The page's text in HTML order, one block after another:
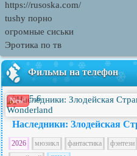
https://rusoska.com/
tushy порно
огромные сиськи
Эротика по тв
Фильмы на телефон
New! 5.6
Наследники: Злодейская
2026 мюзикл фантастика фэнтези